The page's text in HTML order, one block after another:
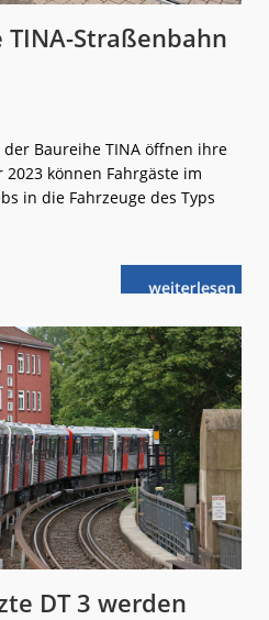
Straßenbahn
Baureihe TINA öffnen ihre
können Fahrgäste im
in die Fahrzeuge des Typs
weiterlese
nDarmstadt:
Straßenbahn
im
Probebetrieb
DT 3 werden